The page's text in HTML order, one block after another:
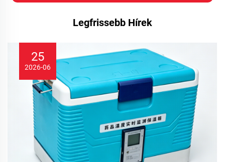
Legfrissebb Hírek
25
2026-06